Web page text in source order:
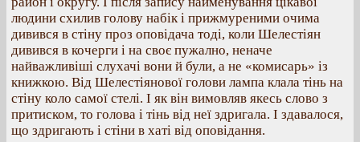
людини схилив голову набік і прижмуреними очима
дивився в стіну проз оповідача тоді, коли Шелестіян
дивився в кочерги і на своє пужално, неначе
найважливіші слухачі вони й були, а не «комисарь» із
книжкою. Від Шелестіянової голови лампа клала тінь на
стіну коло самої стелі. І як він вимовляв якесь слово з
притиском, то голова і тінь від неї здригала. І здавалося,
що здригають і стіни в хаті від оповідання.